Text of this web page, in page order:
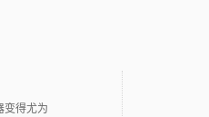
变得尤为